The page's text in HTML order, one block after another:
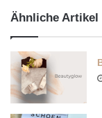
Ähnliche Artikel